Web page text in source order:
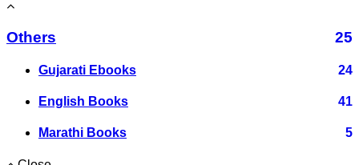
Others 25
Gujarati Ebooks 24
English Books 41
Marathi Books 5